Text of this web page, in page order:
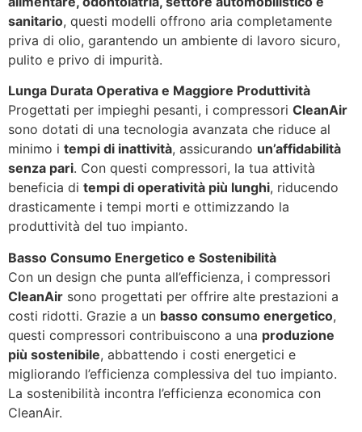
sanitario, questi modelli offrono aria completamente
priva di olio, garantendo un ambiente di lavoro sicuro,
pulito e privo di impurità.
Lunga Durata Operativa e Maggiore Produttività
Progettati per impieghi pesanti, i compressori CleanAir
sono dotati di una tecnologia avanzata che riduce al
minimo i tempi di inattività, assicurando un’affidabilità
senza pari. Con questi compressori, la tua attività
beneficia di tempi di operatività più lunghi, riducendo
drasticamente i tempi morti e ottimizzando la
produttività del tuo impianto.
Basso Consumo Energetico e Sostenibilità
Con un design che punta all’efficienza, i compressori
CleanAir sono progettati per offrire alte prestazioni a
costi ridotti. Grazie a un basso consumo energetico,
questi compressori contribuiscono a una produzione
più sostenibile, abbattendo i costi energetici e
migliorando l’efficienza complessiva del tuo impianto.
La sostenibilità incontra l’efficienza economica con
CleanAir.